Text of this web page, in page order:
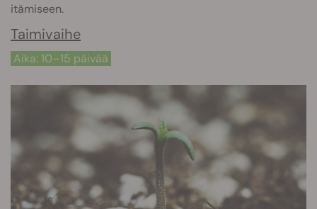
itämiseen.
Taimivaihe
Aika: 10–15 päivää